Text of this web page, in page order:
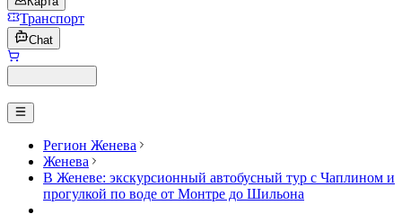
Транспорт
Chat
Регион Женева
Женева
В Женеве: экскурсионный автобусный тур с Чаплином и
прогулкой по воде от Монтре до Шильона